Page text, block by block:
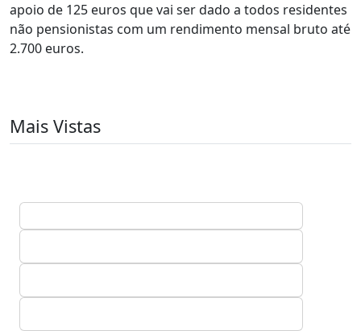
apoio de 125 euros que vai ser dado a todos residentes
não pensionistas com um rendimento mensal bruto até
2.700 euros.
Mais Vistas